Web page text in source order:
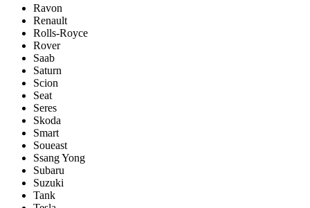
Ravon
Renault
Rolls-Royce
Rover
Saab
Saturn
Scion
Seat
Seres
Skoda
Smart
Soueast
Ssang Yong
Subaru
Suzuki
Tank